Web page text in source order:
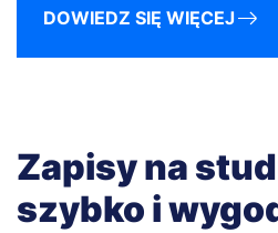
DOWIEDZ SIĘ WIĘCEJ
Zapisy na
szybko i